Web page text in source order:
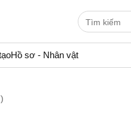
Hồ sơ - Nhân vật